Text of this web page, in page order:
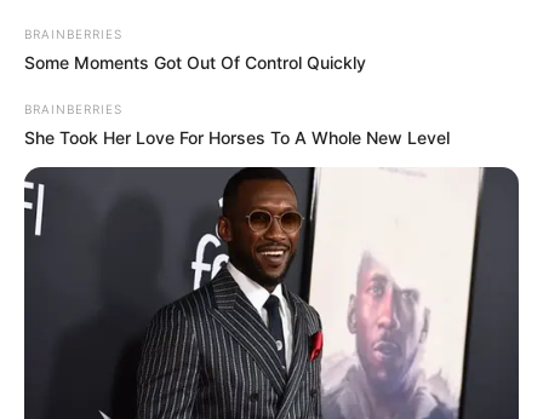
BRAINBERRIES
Some Moments Got Out Of Control Quickly
BRAINBERRIES
She Took Her Love For Horses To A Whole New Level